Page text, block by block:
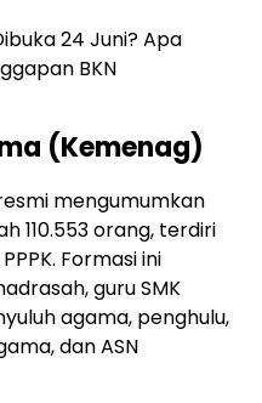
(Kemenag)
mengumumkan
110.553 orang, terdiri
Formasi ini
guru SMK
agama, penghulu,
dan ASN